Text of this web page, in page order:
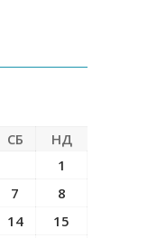
СБ
НД
1
7
8
14
15